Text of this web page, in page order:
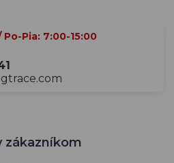
Pia: 7:00-15:00
zákazníkom